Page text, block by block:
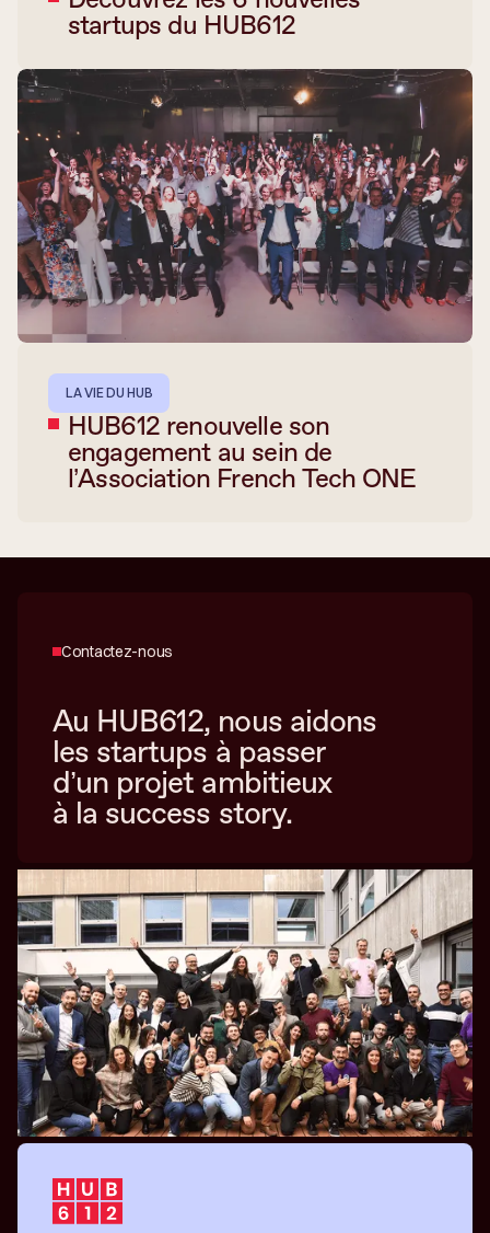
startups du HUB612
LA VIE DU HUB
HUB612 renouvelle son
engagement au sein de
l’Association French Tech ONE
Contactez-nous
Au HUB612, nous aidons
les startups à passer
d’un projet ambitieux
à la success story.